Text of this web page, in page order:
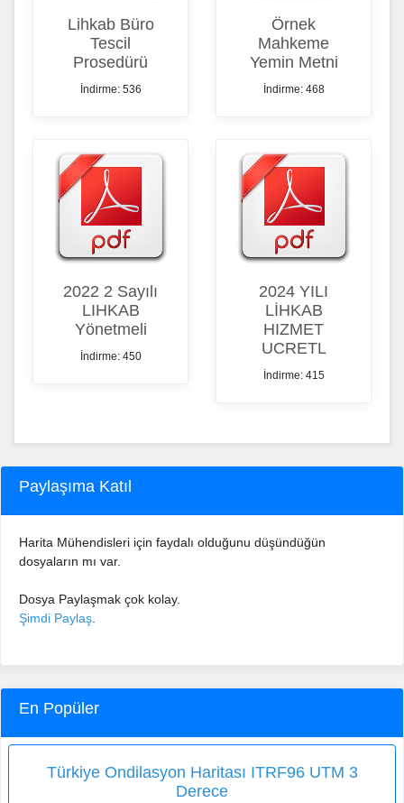
Lihkab Büro
Tescil
Prosedürü
İndirme: 536
Örnek
Mahkeme
Yemin Metni
İndirme: 468
2022 2 Sayılı
LIHKAB
Yönetmeli
İndirme: 450
2024 YILI
LİHKAB
HIZMET
UCRETL
İndirme: 415
Paylaşıma Katıl
Harita Mühendisleri için faydalı olduğunu düşündüğün
dosyaların mı var.
Dosya Paylaşmak çok kolay.
Şimdi Paylaş
En Popüler
Türkiye Ondilasyon Haritası ITRF96 UTM 3
Derece